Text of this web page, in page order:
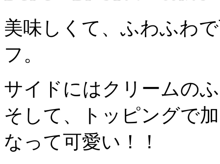
美味しくて、ふわふわ
フ。
サイドにはクリームの
そして、トッピングで
なって可愛い！！